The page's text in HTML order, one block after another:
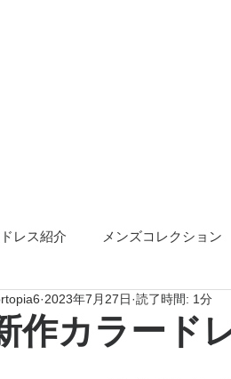
ドレス紹介 メンズコレクション
ドレス小物 アクセサリー
作カラード
2023年7月27日 読了時間: 1分